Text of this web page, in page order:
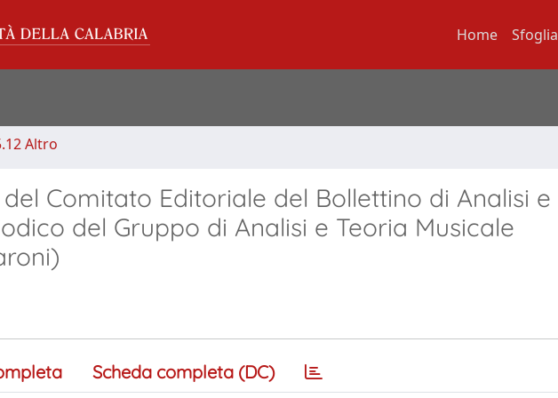
Home Sfoglia
Altro
Comitato Editoriale del Bollettino di Analisi e
del Gruppo di Analisi e Teoria Musicale
Scheda completa (DC)